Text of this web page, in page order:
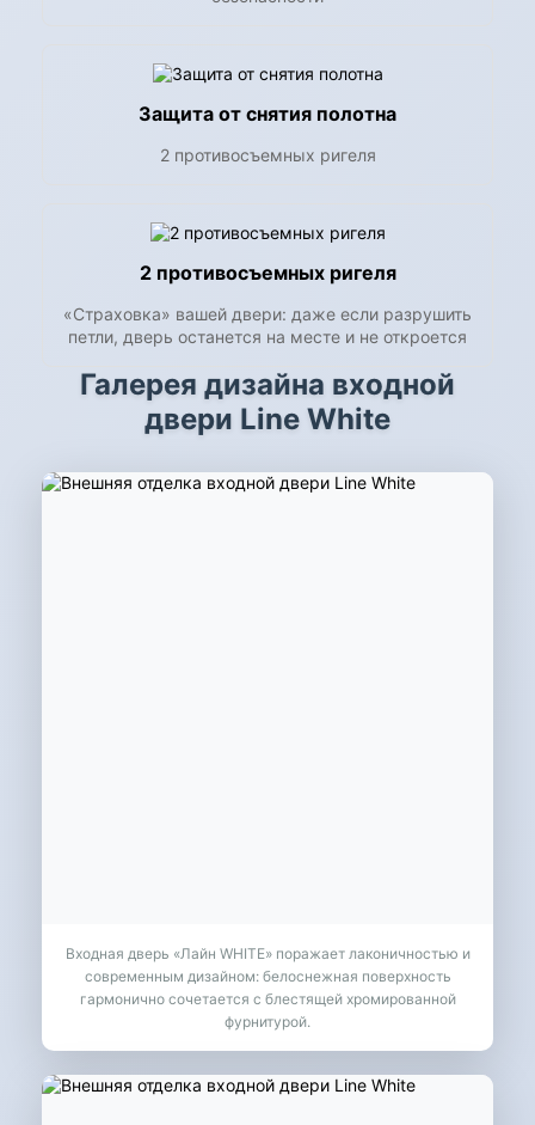
Защита от снятия полотна
2 противосъемных ригеля
2 противосъемных ригеля
«Страховка» вашей двери: даже если разрушить
петли, дверь останется на месте и не откроется
Галерея дизайна входной
двери Line White
Входная дверь «Лайн WHITE» поражает лаконичностью и
современным дизайном: белоснежная поверхность
гармонично сочетается с блестящей хромированной
фурнитурой.